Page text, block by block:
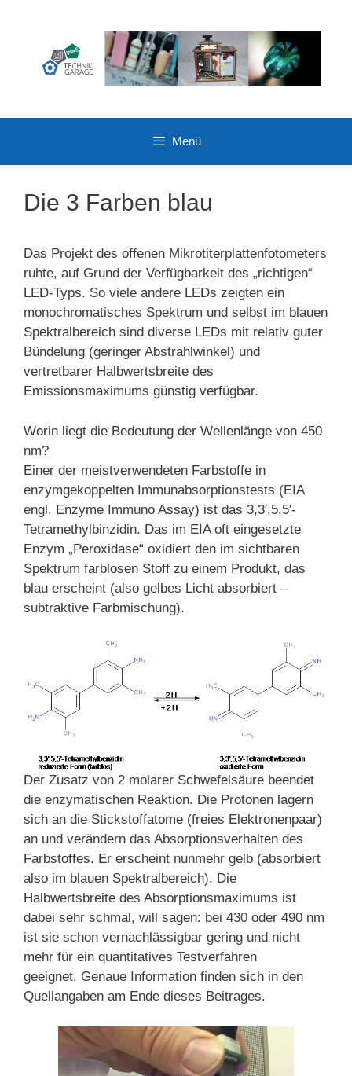
Menü
Die 3 Farben blau
Das Projekt des offenen Mikrotiterplattenfotometers
ruhte, auf Grund der Verfügbarkeit des „richtigen“
LED-Typs. So viele andere LEDs zeigten ein
monochromatisches Spektrum und selbst im blauen
Spektralbereich sind diverse LEDs mit relativ guter
Bündelung (geringer Abstrahlwinkel) und
vertretbarer Halbwertsbreite des
Emissionsmaximums günstig verfügbar.
Worin liegt die Bedeutung der Wellenlänge von 450
nm?
Einer der meistverwendeten Farbstoffe in
enzymgekoppelten Immunabsorptionstests (EIA
engl. Enzyme Immuno Assay) ist das 3,3′,5,5′-
Tetramethylbinzidin. Das im EIA oft eingesetzte
Enzym „Peroxidase“ oxidiert den im sichtbaren
Spektrum farblosen Stoff zu einem Produkt, das
blau erscheint (also gelbes Licht absorbiert –
subtraktive Farbmischung).
Der Zusatz von 2 molarer Schwefelsäure beendet
die enzymatischen Reaktion. Die Protonen lagern
sich an die Stickstoffatome (freies Elektronenpaar)
an und verändern das Absorptionsverhalten des
Farbstoffes. Er erscheint nunmehr gelb (absorbiert
also im blauen Spektralbereich). Die
Halbwertsbreite des Absorptionsmaximums ist
dabei sehr schmal, will sagen: bei 430 oder 490 nm
ist sie schon vernachlässigbar gering und nicht
mehr für ein quantitatives Testverfahren
geeignet. Genaue Information finden sich in den
Quellangaben am Ende dieses Beitrages.